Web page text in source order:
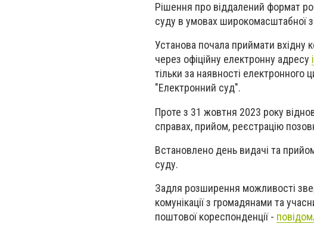
Рішення про віддалений формат
суду в умовах широкомасштабної
Установа почала приймати вхідну
через офіційну електронну адресу
тільки за наявності
"Електронний суд".
Проте з 31 жовтня 2023 року
справах, прийом, реєстрацію
Встановлено день видачі та
суду.
Задля розширення можливості
комунікації з громадянами та
поштової кореспонденції -